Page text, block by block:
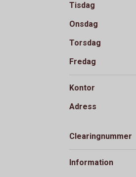
Tisdag
Onsdag
Torsdag
Fredag
Kontor
Adress
Clearingnummer
Information